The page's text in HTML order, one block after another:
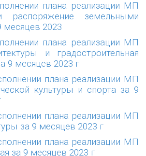
плана реализации МП
распоряжение земельными
месяцев 2023
плана реализации МП
и градостроительная
9 месяцев 2023 г
плана реализации МП
культуры и спорта за 9
плана реализации МП
за 9 месяцев 2023 г
плана реализации МП
за 9 месяцев 2023 г